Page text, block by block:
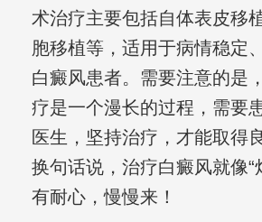
术治疗主要包括自体表皮移
胞移植等，适用于病情稳定
白癜风患者。需要注意的是
疗是一个漫长的过程，需要
医生，坚持治疗，才能取得
换句话说，治疗白癜风就像“
有耐心，慢慢来！